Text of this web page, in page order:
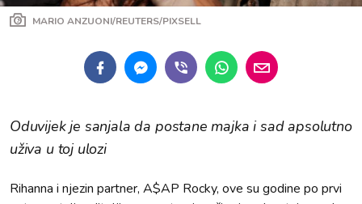
MARIO ANZUONI/REUTERS/PIXSELL
Oduvijek je sanjala da postane majka i sad apsolutno
uživa u toj ulozi
Rihanna i njezin partner, A$AP Rocky, ove su godine po prvi